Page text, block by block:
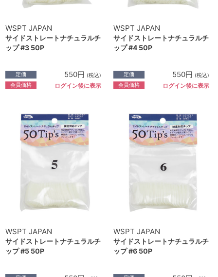
WSPT JAPAN
サイドストレートナチュラルチ
ップ #3 50P
定価 550円 (税込)
会員価格 ログイン後に表示
WSPT JAPAN
サイドストレートナチュラルチ
ップ #4 50P
定価 550円 (税込)
会員価格 ログイン後に表示
WSPT JAPAN
サイドストレートナチュラルチ
ップ #5 50P
WSPT JAPAN
サイドストレートナチュラルチ
ップ #6 50P